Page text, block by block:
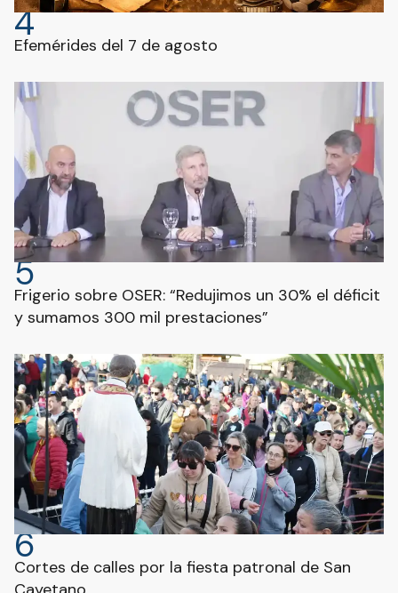
4
Efemérides del 7 de agosto
5
Frigerio sobre OSER: “Redujimos un 30% el déficit
y sumamos 300 mil prestaciones”
6
Cortes de calles por la fiesta patronal de San